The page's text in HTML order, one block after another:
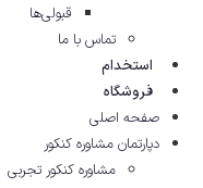
قبولی‌ها
تماس با ما
استخدام
فروشگاه
صفحه اصلی
دپارتمان مشاوره کنکور
مشاوره کنکور تجربی